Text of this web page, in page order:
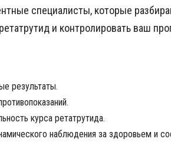
специалисты, которые
и контролировать ваш
результаты.
курса ретатрутида.
наблюдения за здоровьем и